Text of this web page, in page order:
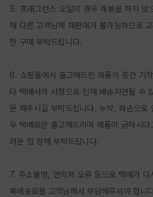
5. 프래그런스 오일의 경우 개봉을 하지 않
해 다른 고객님께 재판매가 불가능하므로
한 구매 부탁드립니다.
6. 쇼핑몰에서 출고해드린 제품이 중간 기
타 택배사의 사정으로 인해 배송지연될 수
문 해주시길 부탁드립니다. 누락, 파손으로
우 택배로만 출고해드리며 제품이 급하시
려운 점 양해 부탁드립니다.
7. 주소불명, 연락처 오류 등으로 택배가
복배송료를 고객님께서 부담해주셔야 합니